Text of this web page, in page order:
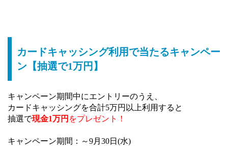
カードキャッシング利用で当たるキャンペー
ン【抽選で1万円】
キャンペーン期間中にエントリーのうえ、
カードキャッシングを合計5万円以上利用すると
抽選で現金1万円 をプレゼント！
キャンペーン期間：～9月30日(水)